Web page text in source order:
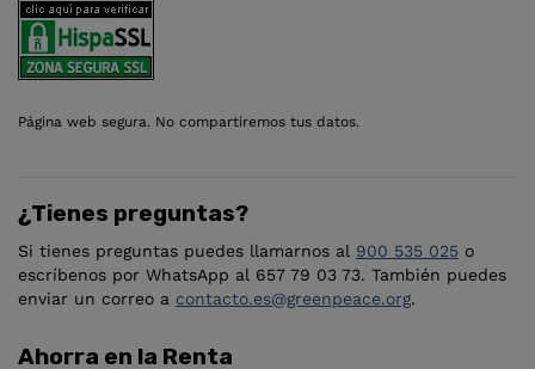
Página web segura. No compartiremos tus datos.
¿Tienes preguntas?
Si tienes preguntas puedes llamarnos al 900 535 025 o
escríbenos por WhatsApp al 657 79 03 73. También puedes
enviar un correo a contacto.es@greenpeace.org.
Ahorra en la Renta